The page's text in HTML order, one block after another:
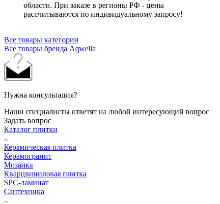
области. При заказе в регионы РФ - цены
рассчитываются по индивидуальному запросу!
Все товары категории
Все товары бренда Aqwella
Нужна консультация?
Наши специалисты ответят на любой интересующий вопрос
Задать вопрос
Каталог плитки
Керамическая плитка
Керамогранит
Мозаика
Кварцвиниловая плитка
SPC-ламинат
Сантехника